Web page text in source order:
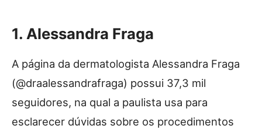
1. Alessandra Fraga
A página da dermatologista Alessandra Fraga
(@draalessandrafraga) possui 37,3 mil
seguidores, na qual a paulista usa para
esclarecer dúvidas sobre os procedimentos